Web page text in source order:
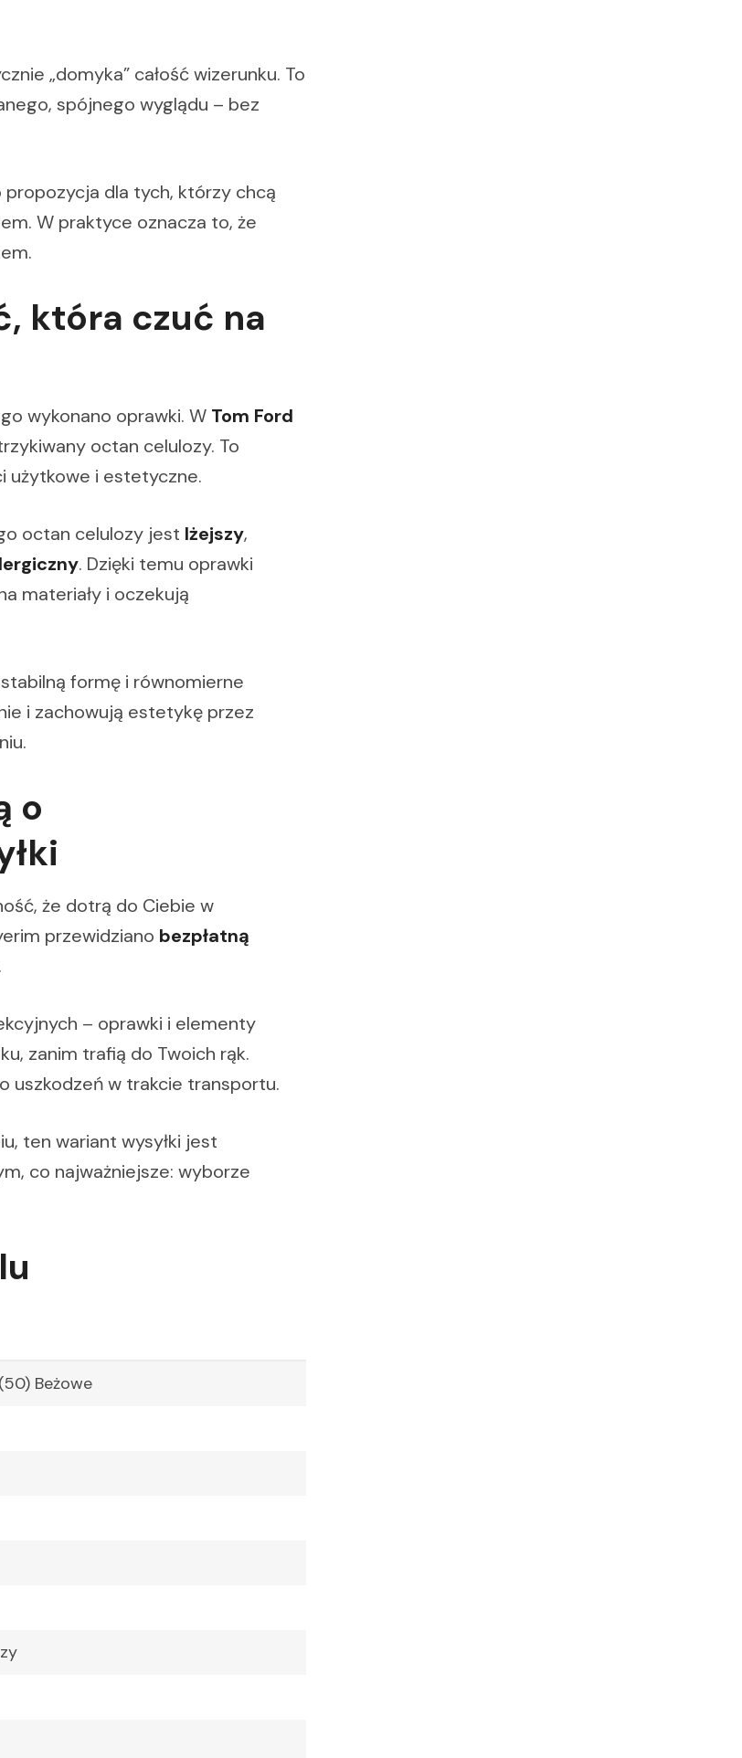
„domyka” całość wizerunku. To
spójnego wyglądu – bez
dla tych, którzy chcą
W praktyce oznacza to, że
która czuć na
wykonano oprawki. W Tom Ford
octan celulozy. To
użytkowe i estetyczne.
octan celulozy jest lżejszy,
. Dzięki temu oprawki
materiały i oczekują
formę i równomierne
i zachowują estetykę przez
o
że dotrą do Ciebie w
przewidziano bezpłatną
– oprawki i elementy
zanim trafią do Twoich rąk.
uszkodzeń w trakcie transportu.
ten wariant wysyłki jest
co najważniejsze: wyborze
Beżowe